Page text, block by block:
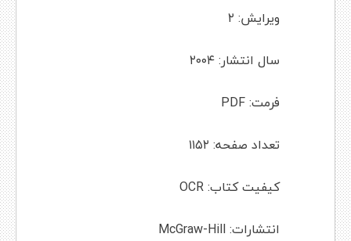
ویرایش: ۲
سال انتشار: ۲۰۰۴
فرمت: PDF
تعداد صفحه: ۱۱۵۲
کیفیت کتاب: OCR
انتشارات: McGraw-Hill